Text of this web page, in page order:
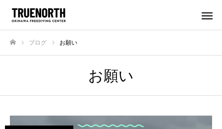
ブログ お願い
お願い